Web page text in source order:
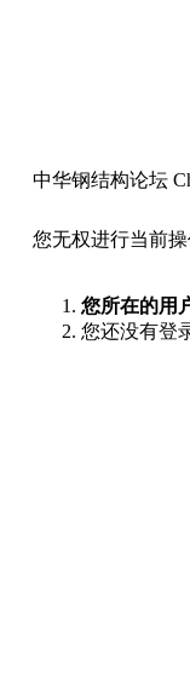
中华钢结构论坛
您无权进行当前
您所在的用
您还没有登